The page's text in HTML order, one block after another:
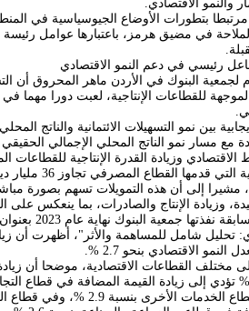
بتطورات الأوضاع الجيوسياسية في
في مضيق هرمز، باعتبارها عوامل رئيسة
فاعل رئيسي في دعم النمو الاقتصادي
لجمعية البنوك في الأردن ماهر المحروق أن
للقطاعات الإنتاجية، لعبت دورا مهما في
بين نمو التسهيلات الائتمانية والناتج
مسار نمو الناتج المحلي الإجمالي الحقيقي
وزيادة القدرة الإنتاجية للقطاعات
مشيرا إلى أن هذه التمويلات تسهم بصورة
وزيادة الإنتاج والصادرات، بما ينعكس على
ولفت المحروق إلى أن
شامل للمساهمة والأثر"، أظهرت أن زيادة
مختلف القطاعات الاقتصادية، موضحا أن
للقطاعات الاقتصادية بنسبة 10 % تؤدي إلى زيادة القيمة المضافة في
والمطاعم بنسبة 5.6 %، وفي قطاع